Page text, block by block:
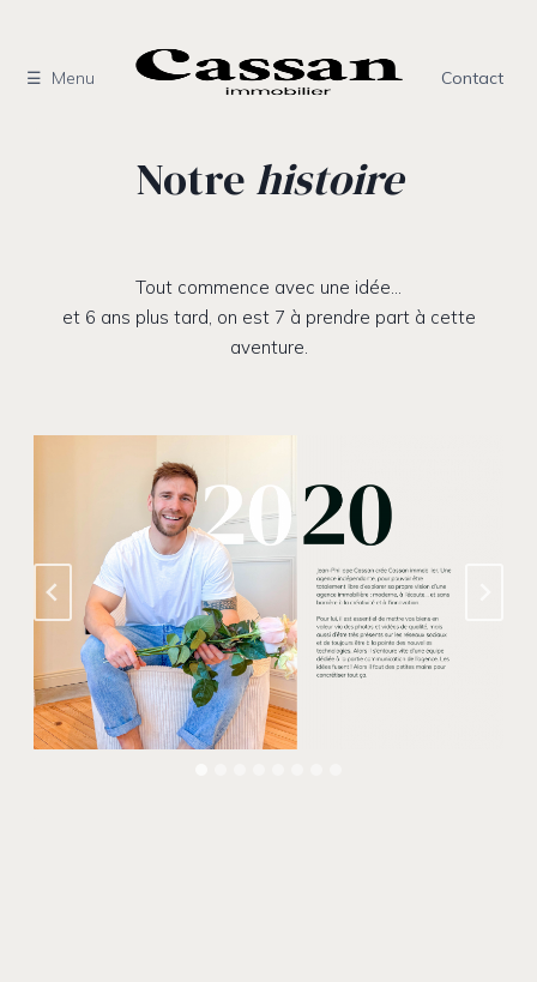
contenuMenu Contact
Notre histoire
Tout commence avec une idée…
et 6 ans plus tard, on est 7 à prendre part à cette
aventure.